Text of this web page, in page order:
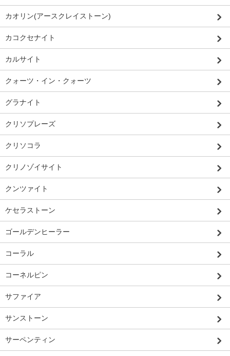
カオリン(アースクレイストーン)
カコクセナイト
カルサイト
クォーツ・イン・クォーツ
グラナイト
クリソプレーズ
クリソコラ
クリノゾイサイト
クンツァイト
ケセラストーン
ゴールデンヒーラー
コーラル
コーネルピン
サファイア
サンストーン
サーペンティン